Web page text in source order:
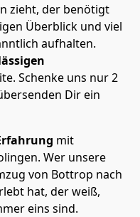
zieht, der benötigt
Überblick und viel
aufhalten.
Schenke uns nur2
Dir ein
mit
Wer unsere
von Bottrop nach
hat, der weiß,
eins sind.